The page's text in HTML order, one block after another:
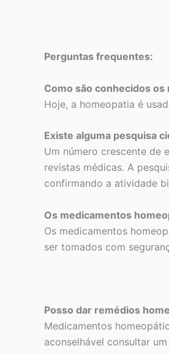
Perguntas frequentes:
Como são conhecidos
Hoje, a homeopatia é
Existe alguma pesquisa
Um número crescente de
revistas médicas. A
confirmando a atividade
Os medicamentos
Os medicamentos
ser tomados com
Posso dar remédios
Medicamentos
aconselhável consultar